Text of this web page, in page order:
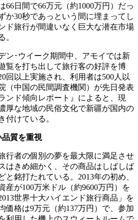
66日間で66万元（約1000万円）だっ
か30秒であっという間に埋まってし
ド旅行が間違いなく巨大な潜在市場
。
ン･ウイーク期間中、アモイでは新
覧を打ち出して旅行客の好評を博
回以上実施され、利用者は500人以
（中国の民間調査機関）が先日発表
ンド傾向レポート』によると、現
厚な地域の民俗文化で新疆が国内の
付けている。
質を重視
行者の個別の夢を最大限に満足させ
はきめ細かく、その商品はしばしば
と銘打たれている。2013年の初め、
産が100万米ドル（約9600万円）を
世界十大ハイエンド旅行商品」を
価格は9万元（約137万円）で、参加